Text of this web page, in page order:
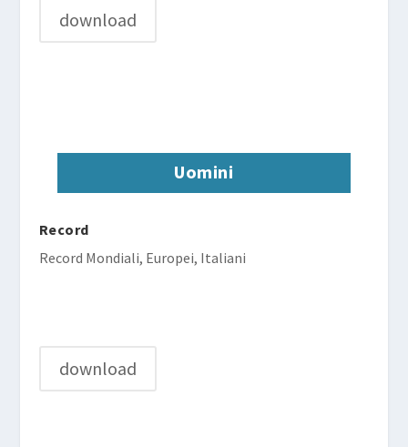
download
Uomini
Record
Record Mondiali, Europei, Italiani
download